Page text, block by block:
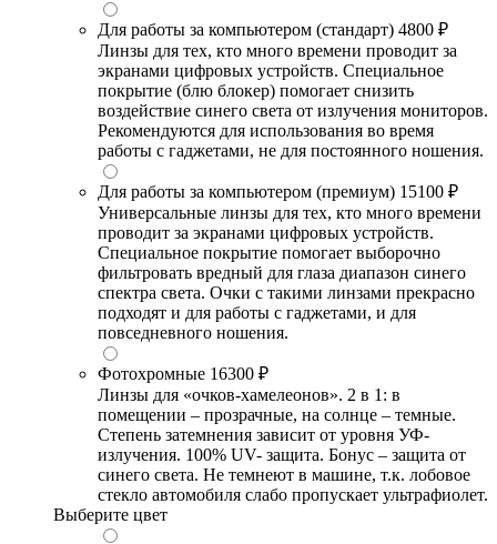
Для работы за компьютером (стандарт) 4800 ₽
Линзы для тех, кто много времени проводит за
экранами цифровых устройств. Специальное
покрытие (блю блокер) помогает снизить
воздействие синего света от излучения мониторов.
Рекомендуются для использования во время
работы с гаджетами, не для постоянного ношения.
Для работы за компьютером (премиум) 15100 ₽
Универсальные линзы для тех, кто много времени
проводит за экранами цифровых устройств.
Специальное покрытие помогает выборочно
фильтровать вредный для глаза диапазон синего
спектра света. Очки с такими линзами прекрасно
подходят и для работы с гаджетами, и для
повседневного ношения.
Фотохромные 16300 ₽
Линзы для «очков-хамелеонов». 2 в 1: в
помещении – прозрачные, на солнце – темные.
Степень затемнения зависит от уровня УФ-
излучения. 100% UV- защита. Бонус – защита от
синего света. Не темнеют в машине, т.к. лобовое
стекло автомобиля слабо пропускает ультрафиолет.
Выберите цвет